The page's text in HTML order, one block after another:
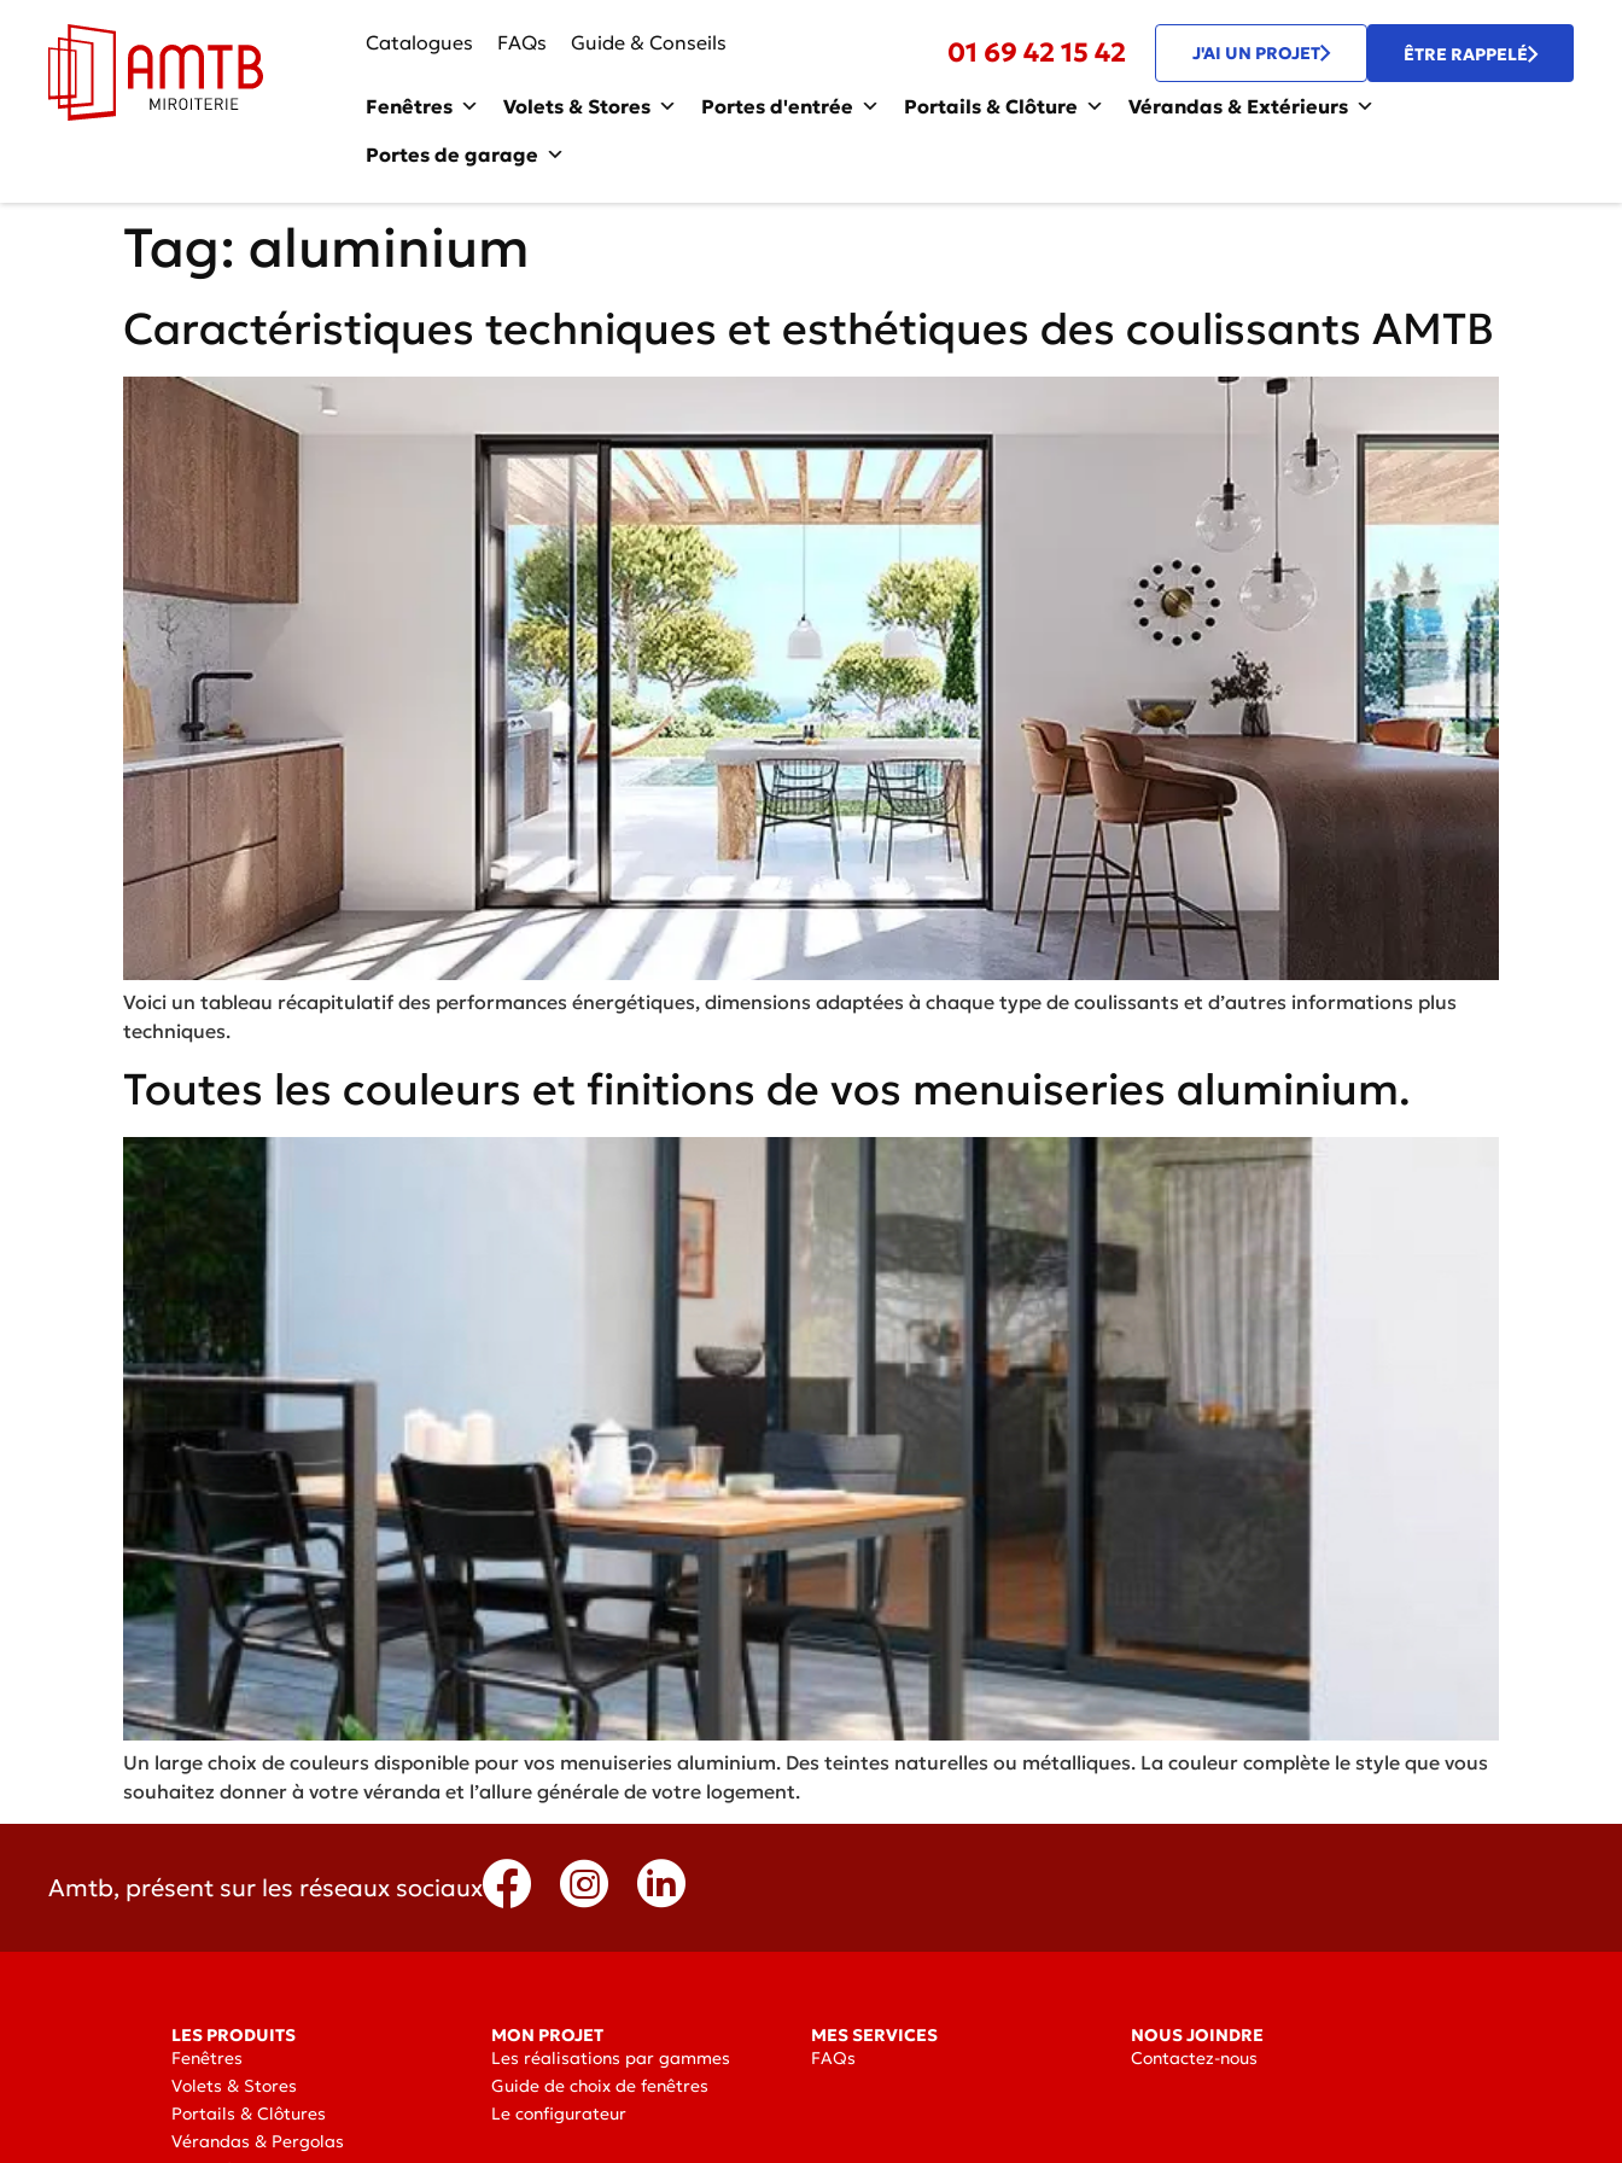
Catalogues FAQs Guide & Conseils 01 69 42 15 42 J'AI UN PROJET ÊTRE RAPPELÉ
Fenêtres Volets & Stores Portes d'entrée Portails & Clôture
Vérandas & Extérieurs
Portes de garage
Tag: aluminium
Caractéristiques techniques et esthétiques des coulissants AMTB
Voici un tableau récapitulatif des performances énergétiques, dimensions adaptées à chaque type de coulissants et d’autres informations plus
techniques.
Toutes les couleurs et finitions de vos menuiseries aluminium.
Un large choix de couleurs disponible pour vos menuiseries aluminium. Des teintes naturelles ou métalliques. La couleur complète le style que vous
souhaitez donner à votre véranda et l’allure générale de votre logement.
Amtb, présent sur les réseaux sociaux
LES PRODUITS
Fenêtres
Volets & Stores
Portails & Clôtures
Vérandas & Pergolas
MON PROJET
Les réalisations par gammes
Guide de choix de fenêtres
Le configurateur
MES SERVICES
FAQs
NOUS JOINDRE
Contactez-nous